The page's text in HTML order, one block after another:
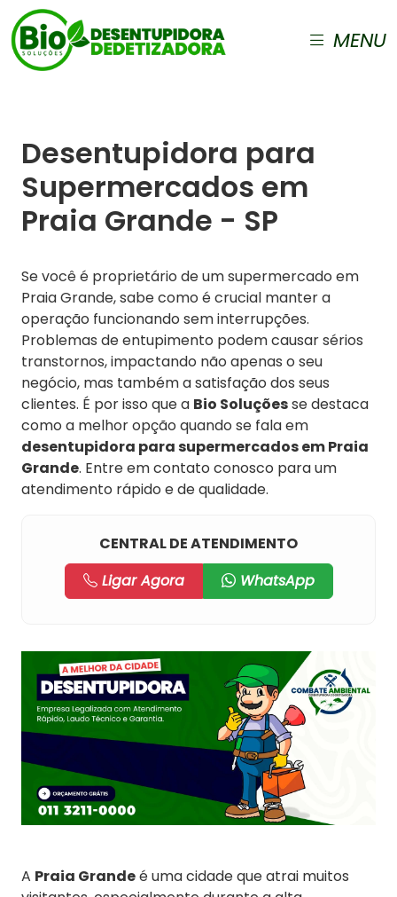
MENU
Desentupidora para
Supermercados em
Praia Grande - SP
Se você é proprietário de um supermercado em
Praia Grande, sabe como é crucial manter a
operação funcionando sem interrupções.
Problemas de entupimento podem causar sérios
transtornos, impactando não apenas o seu
negócio, mas também a satisfação dos seus
clientes. É por isso que a Bio Soluçõesse destaca
como a melhor opção quando se fala em
desentupidora para supermercados em Praia
Grande. Entre em contato conosco para um
atendimento rápido e de qualidade.
CENTRAL DE ATENDIMENTO
Ligar Agora
WhatsApp
A Praia Grandeé uma cidade que atrai muitos